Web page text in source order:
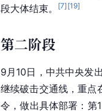
段大体结束。
[7] [19]
第二阶段
9月10日，中共中央发
继续破击交通线，重点
令，做出具体部署：第